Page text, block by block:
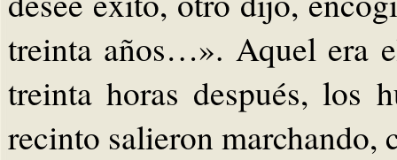
treinta años…». Aquel era
treinta horas después, los
recinto salieron marchando,